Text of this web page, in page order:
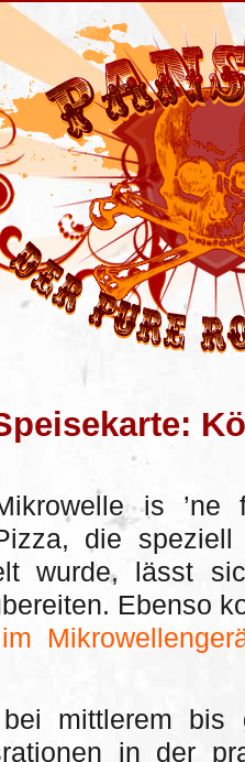
is ’ne
die
wurde, lässt
Ebenso
mittlerem bis
in der